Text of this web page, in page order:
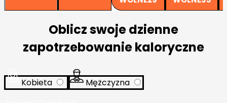
Oblicz swoje dzienne
zapotrzebowanie kaloryczne
Kobieta
Mężczyzna